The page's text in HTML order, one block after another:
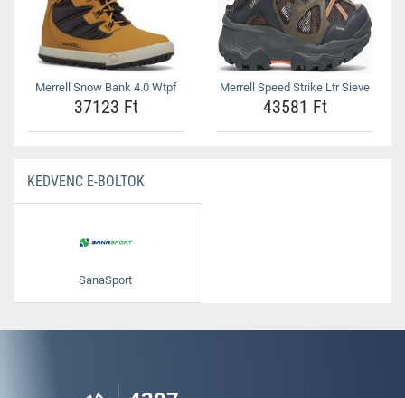
Merrell Snow Bank 4.0 Wtpf
37123 Ft
Merrell Speed Strike Ltr Sieve
43581 Ft
KEDVENC E-BOLTOK
SanaSport